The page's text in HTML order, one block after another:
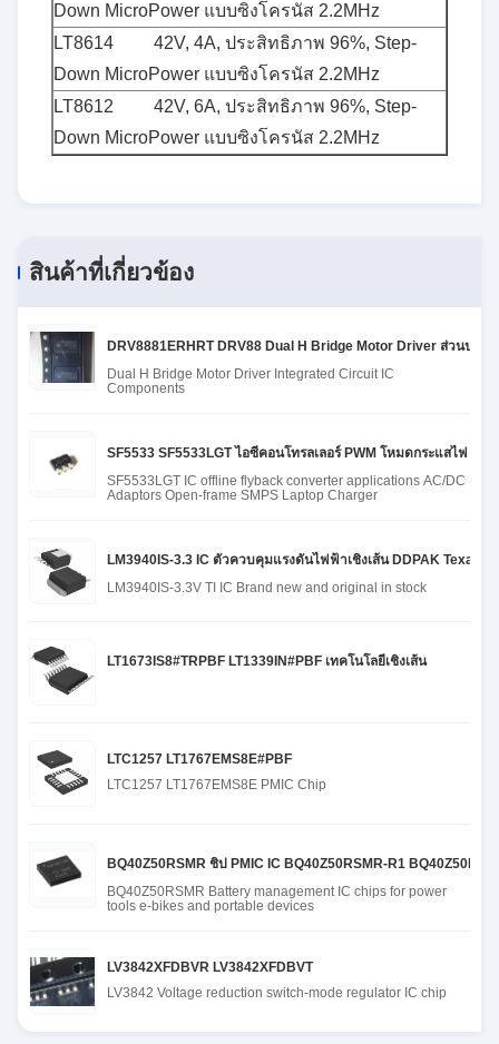
Down MicroPower แบบซิงโครนัส 2.2MHz
LT8614 42V, 4A, ประสิทธิภาพ 96%, Step-
Down MicroPower แบบซิงโครนัส 2.2MHz
LT8612 42V, 6A, ประสิทธิภาพ 96%, Step-
Down MicroPower แบบซิงโครนัส 2.2MHz
สินค้าที่เกี่ยวข้อง
DRV8881ERHRT DRV88 Dual H Bridge Motor Driver ส่วนประก
Dual H Bridge Motor Driver Integrated Circuit IC
Components
SF5533 SF5533LGT ไอซีคอนโทรลเลอร์ PWM โหมดกระแสไฟ
SF5533LGT IC offline flyback converter applications AC/DC
Adaptors Open-frame SMPS Laptop Charger
LM3940IS-3.3 IC ตัวควบคุมแรงดันไฟฟ้าเชิงเส้น DDPAK Texas
LM3940IS-3.3V TI IC Brand new and original in stock
LT1673IS8#TRPBF LT1339IN#PBF เทคโนโลยีเชิงเส้น
LTC1257 LT1767EMS8E#PBF
LTC1257 LT1767EMS8E PMIC Chip
BQ40Z50RSMR ชิป PMIC IC BQ40Z50RSMR-R1
BQ40Z50RSMR Battery management IC chips for power
tools e-bikes and portable devices
LV3842XFDBVR LV3842XFDBVT
LV3842 Voltage reduction switch-mode regulator IC chip